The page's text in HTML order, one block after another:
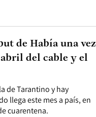
de Tarantino y hay
llega este mes a país, en
cuarentena.
de Había una vez
del cable y el